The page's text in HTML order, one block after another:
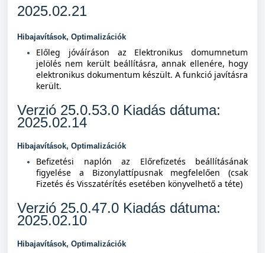
2025.02.21
Hibajavítások, Optimalizációk
Előleg jóváíráson az Elektronikus domumnetum
jelölés nem került beállításra, annak ellenére, hogy
elektronikus dokumentum készült. A funkció javításra
került.
Verzió 25.0.53.0 Kiadás dátuma:
2025.02.14
Hibajavítások, Optimalizációk
Befizetési naplón az Előrefizetés beállításának
figyelése a Bizonylattípusnak megfelelően (csak
Fizetés és Visszatérítés esetében könyvelhető a téte)
Verzió 25.0.47.0 Kiadás dátuma:
2025.02.10
Hibajavítások, Optimalizációk